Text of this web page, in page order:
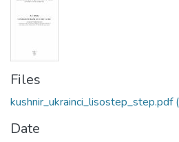
Files
kushnir_ukrainci_lisostep_step.pdf
Date